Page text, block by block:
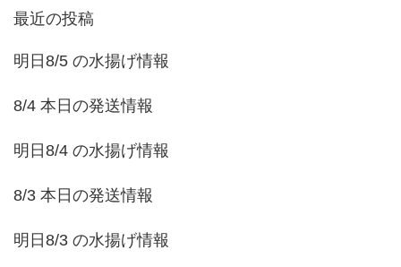
最近の投稿
明日8/5 の水揚げ情報
8/4 本日の発送情報
明日8/4 の水揚げ情報
8/3 本日の発送情報
明日8/3 の水揚げ情報